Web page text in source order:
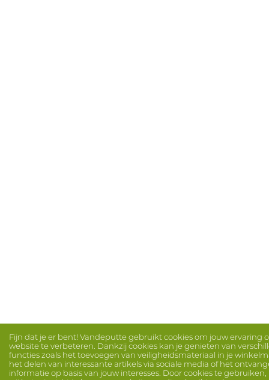
Fijn dat je er bent! Vandeputte gebruikt cookies om jouw ervaring
website te verbeteren. Dankzij cookies kan je genieten van
functies zoals het toevoegen van veiligheidsmateriaal in je
het delen van interessante artikels via sociale media of het
informatie op basis van jouw interesses. Door cookies te